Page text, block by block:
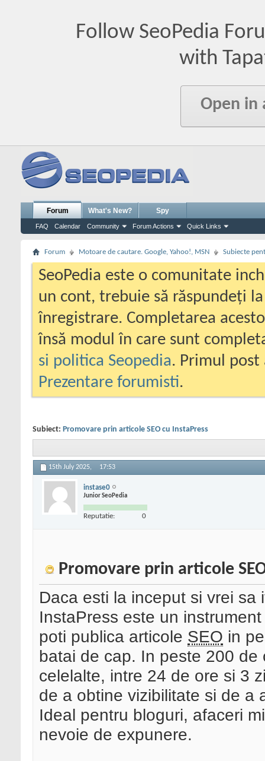
Follow SeoPedia
with
Open in
Forum
FAQ Calendar Community Forum Actions Quick Links
What's New? Spy
Forum Motoare de cautare. Google, Yahoo!, MSN Subiecte
SeoPedia este o comunitate
un cont, trebuie să răspundeți
înregistrare. Completarea
însă modul în care sunt
si politica Seopedia. Primul
Prezentare forumisti.
Subiect: Promovare prin articole SEO cu InstaPress
15th July 2025, 17:53
instase0
Junior SeoPedia
Reputatie: 0
Promovare prin articole
Daca esti la inceput si vrei
InstaPress este un
poti publica articole SEO in
batai de cap. In peste 200
celelalte, intre 24 de ore si 3
de a obtine vizibilitate si de a
Ideal pentru bloguri, afaceri
nevoie de expunere.